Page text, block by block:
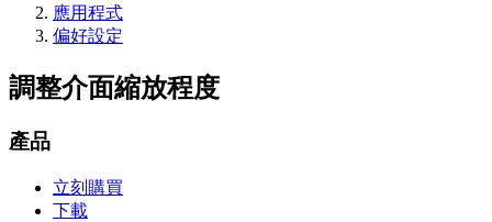
應用程式
偏好設定
調整介面縮放程度
產品
立刻購買
下載